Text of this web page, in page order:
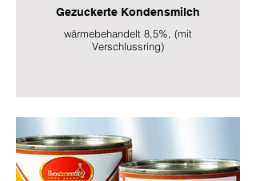
Gezuckerte Kondensmilch
wärmebehandelt 8,5%, (mit
Verschlussring)